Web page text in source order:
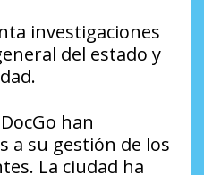
investigaciones
del estado y
han
a su gestión de los
La ciudad ha